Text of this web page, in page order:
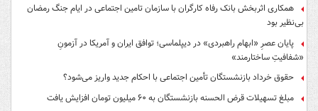
همکاری اثربخش بانک رفاه کارگران با سازمان تامین اجتماعی در ایام جنگ رمضان
بی‌نظیر بود
پایان عصرِ «ابهام راهبردی» در دیپلماسی؛ توافق ایران و آمریکا در آزمونِ
«شفافیتِ ساختارمند»
حقوق خرداد بازنشستگان تأمین اجتماعی با احکام جدید واریز می‌شود؟
مبلغ تسهیلات قرض الحسنه بازنشستگان به ۶۰ میلیون تومان افزایش یافت